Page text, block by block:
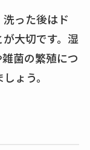
った後はド
大切です。湿
菌の繁殖につ
ょう。